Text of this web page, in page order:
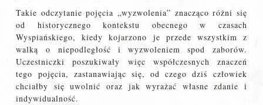
Takie odczytanie pojęcia „wyzwolenia” znacząco różni się
od historycznego kontekstu obecnego w czasach
Wyspiańskiego, kiedy kojarzono je przede wszystkim z
walką o niepodległość i wyzwoleniem spod zaborów.
Uczestniczki poszukiwały więc współczesnych znaczeń
tego pojęcia, zastanawiając się, od czego dziś człowiek
chciałby się uwolnić oraz jak wyrażać własne zdanie i
indywidualność.